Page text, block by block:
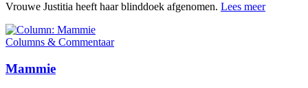
Vrouwe Justitia heeft haar blinddoek afgenomen. Lees meer
Columns & Commentaar
Mammie